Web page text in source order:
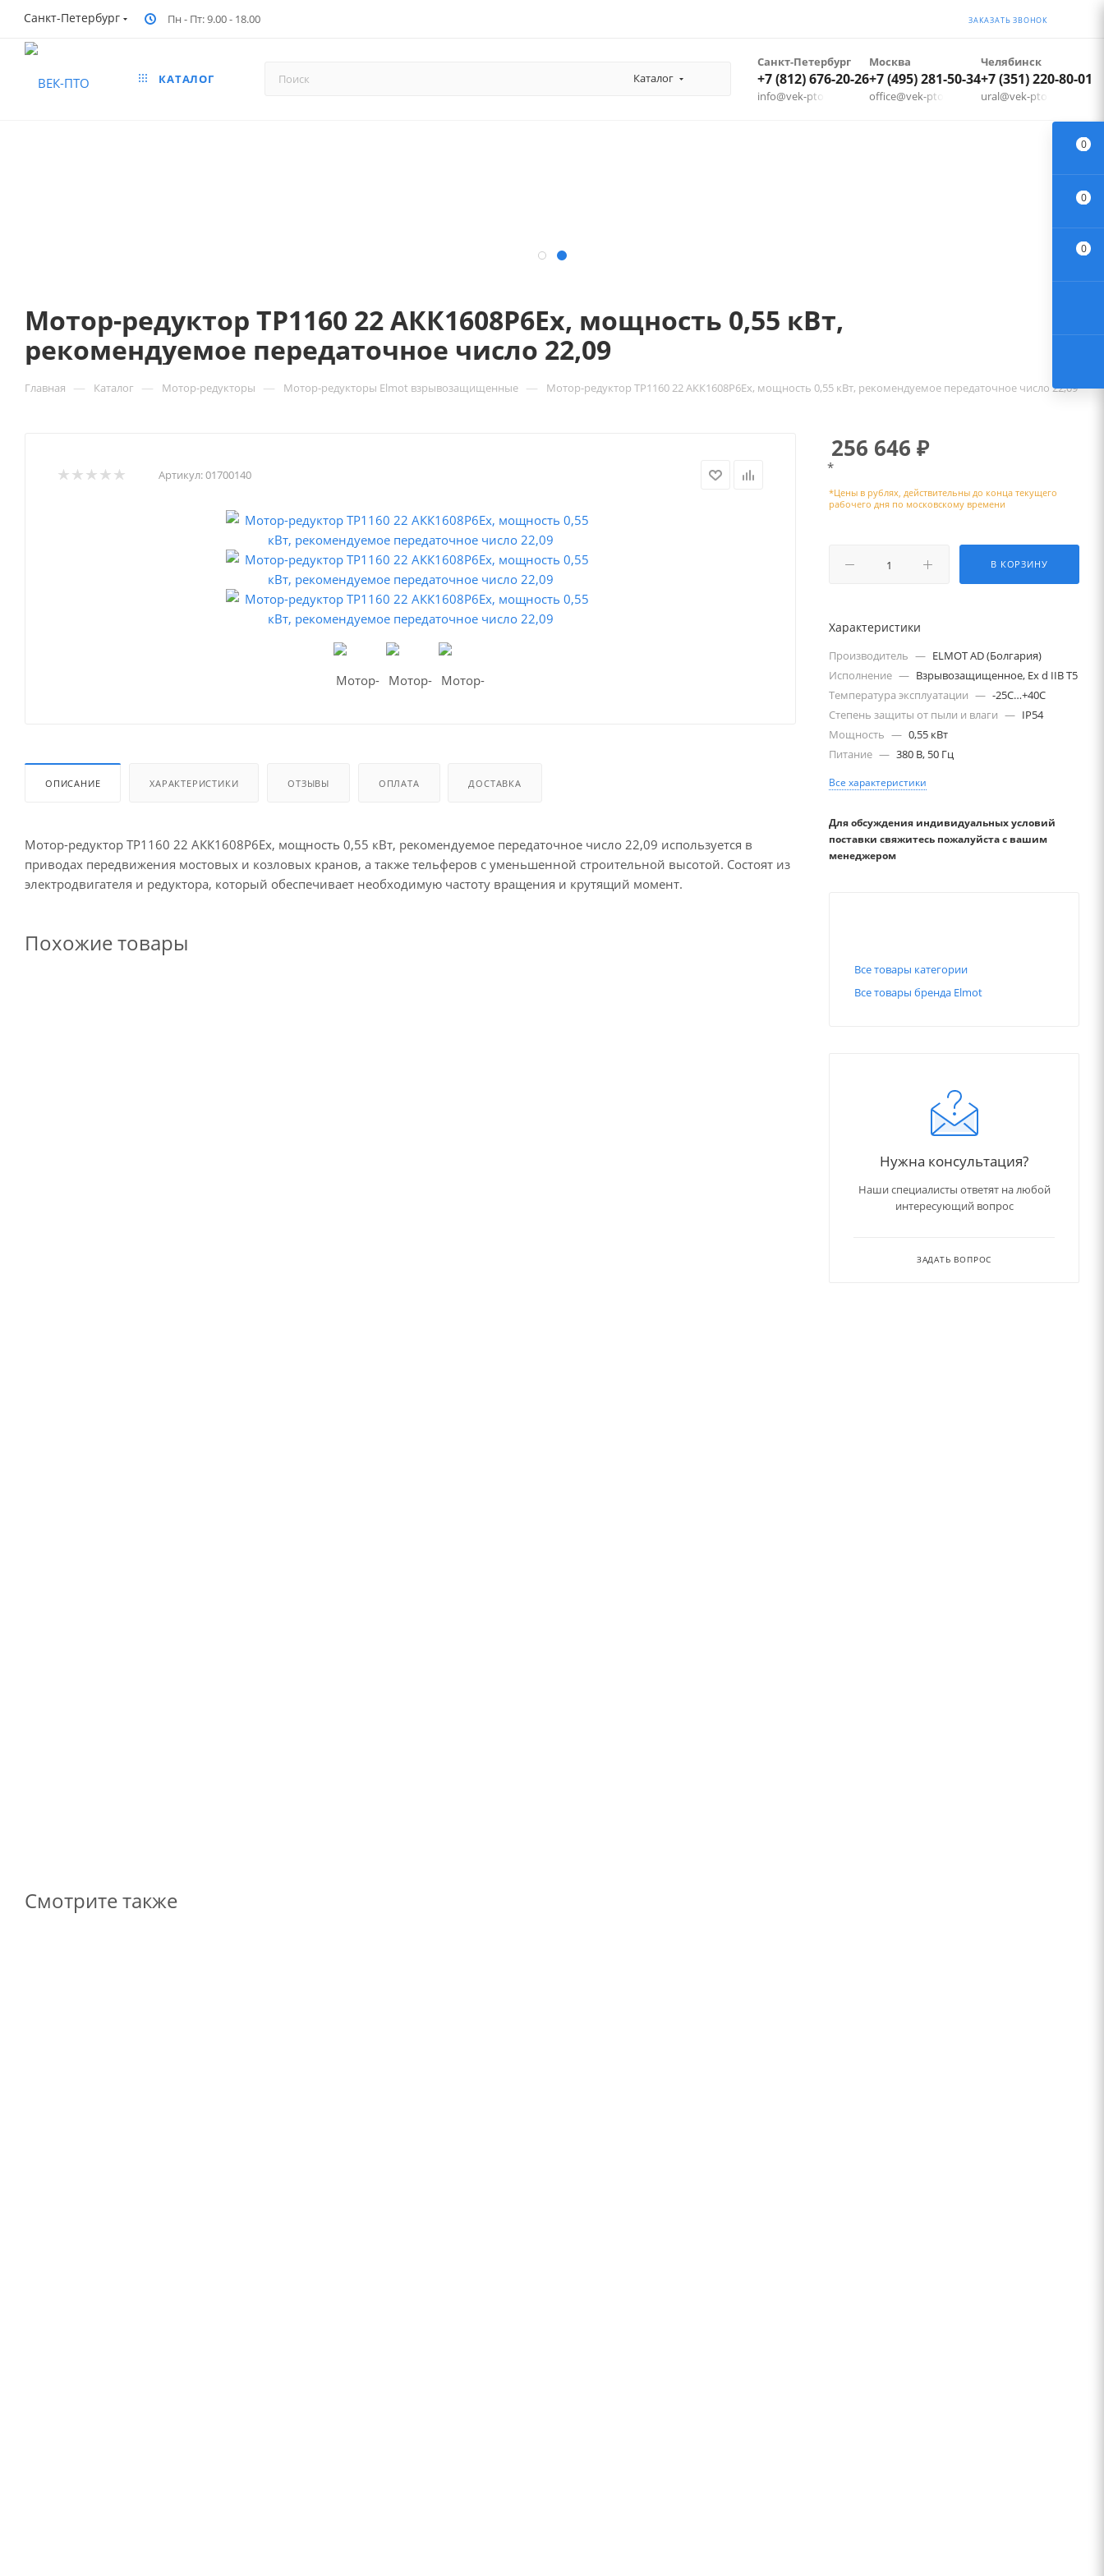
Санкт-Петербург Пн - Пт: 9.00 - 18.00 ЗАКАЗАТЬ ЗВОНОК
КАТАЛОГ Каталог
Санкт-Петербург
+7 (812) 676-20-26
info@vek-pto.ru
Москва
+7 (495) 281-50-34
office@vek-pto.ru
Челябинск
+7 (351) 220-80-01
ural@vek-pto.ru
Мотор-редуктор ТР1160 22 АКК1608P6Ех, мощность 0,55 кВт,
рекомендуемое передаточное число 22,09
Главная — Каталог — Мотор-редукторы — Мотор-редукторы Elmot взрывозащищенные — Мотор-редуктор ТР1160 22 АКК1608P6Ех, мощность 0,55 кВт, рекомендуемое передаточное число 22,09
Артикул:01700140
ОПИСАНИЕ ХАРАКТЕРИСТИКИ ОТЗЫВЫ ОПЛАТА ДОСТАВКА
Мотор-редуктор ТР1160 22 АКК1608P6Ех, мощность 0,55 кВт, рекомендуемое передаточное число 22,09 используется в
приводах передвижения мостовых и козловых кранов, а также тельферов с уменьшенной строительной высотой. Состоят из
электродвигателя и редуктора, который обеспечивает необходимую частоту вращения и крутящий момент.
Похожие товары
Смотрите также
256 646 ₽
*
В КОРЗИНУ
Характеристики
Производитель — ELMOT AD (Болгария)
Исполнение — Взрывозащищенное, Ex d IIB T5
Температура эксплуатации — -25С…+40С
Степень защиты от пыли и влаги — IP54
Мощность — 0,55 кВт
Питание — 380 В, 50 Гц
Все характеристики
Для обсуждения индивидуальных условий
поставки свяжитесь пожалуйста с вашим
менеджером
Все товары категории
Все товары бренда Elmot
Нужна консультация?
Наши специалисты ответят на любой
интересующий вопрос
ЗАДАТЬ ВОПРОС
0
0
0